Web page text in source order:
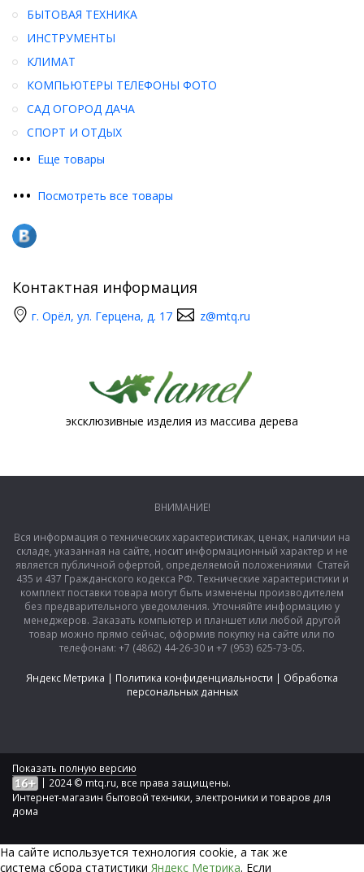
••• Еще товары
БЫТОВАЯ ТЕХНИКА
ИНСТРУМЕНТЫ
КЛИМАТ
КОМПЬЮТЕРЫ ТЕЛЕФОНЫ ФОТО
САД ОГОРОД ДАЧА
СПОРТ И ОТДЫХ
••• Посмотреть все товары
Контактная информация
г. Орёл, ул. Герцена, д. 17 z@mtq.ru
эксклюзивные изделия из массива дерева
ВНИМАНИЕ!
Вся информация о технических характеристиках, ценах, наличии на
складе, указанная на сайте, носит информационный характер и не
является публичной офертой, определяемой положениями Статей
435 и 437 Гражданского кодекса РФ. Технические характеристики и
комплект поставки товара могут быть изменены производителем
без предварительного уведомления. Уточняйте информацию у
менеджеров. Заказать компьютер и планшет или любой другой
товар можно прямо сейчас, оформив покупку на сайте или по
телефонам: +7 (4862) 44-26-30 и +7 (953) 625-73-05.
Яндекс Метрика | Политика конфиденциальности | Обработка
персональных данных
Показать полную версию
| 2024 © mtq.ru, все права защищены.
Интернет-магазин бытовой техники, электроники и товаров для
дома
На сайте используется технология сookie, а так же
система сбора статистики Яндекс Метрика. Если